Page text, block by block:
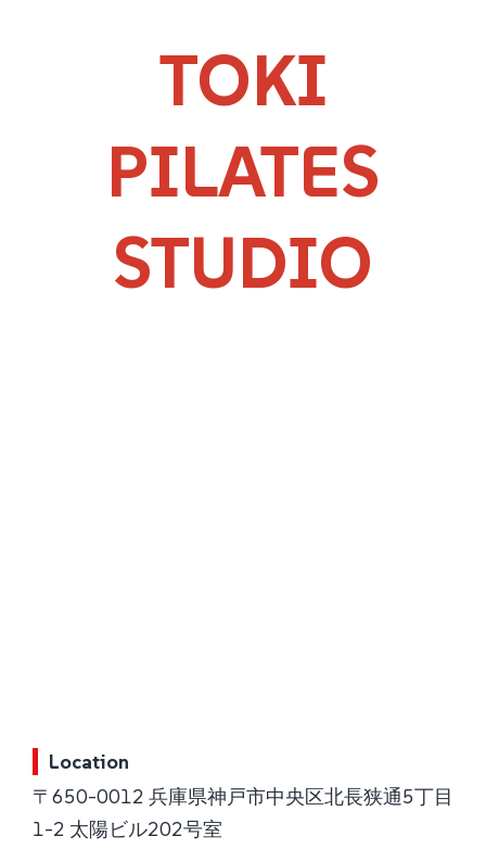
TOKI
PILATES
STUDIO
Location
〒650-0012 兵庫県神戸市中央区北長狭通5丁目
1-2 太陽ビル202号室